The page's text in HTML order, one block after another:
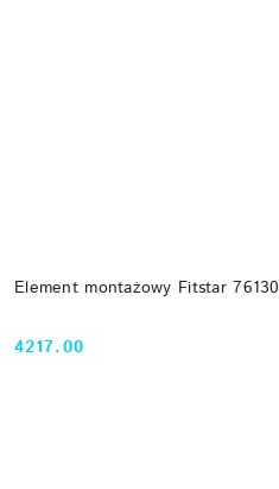
Element montażowy Fitstar
Cena:
4217.00